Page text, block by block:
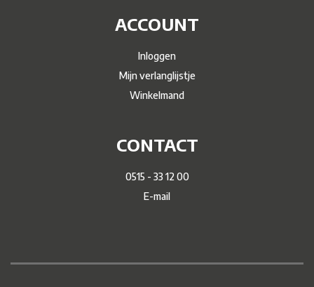
ACCOUNT
Inloggen
Mijn verlanglijstje
Winkelmand
CONTACT
0515 - 33 12 00
E-mail